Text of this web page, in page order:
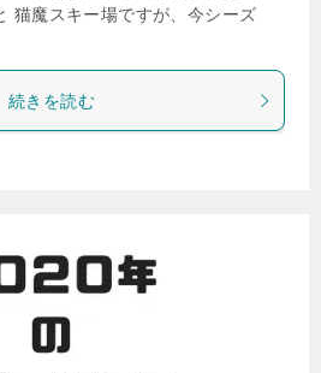
猫魔スキー場ですが、今シーズ
続きを読む